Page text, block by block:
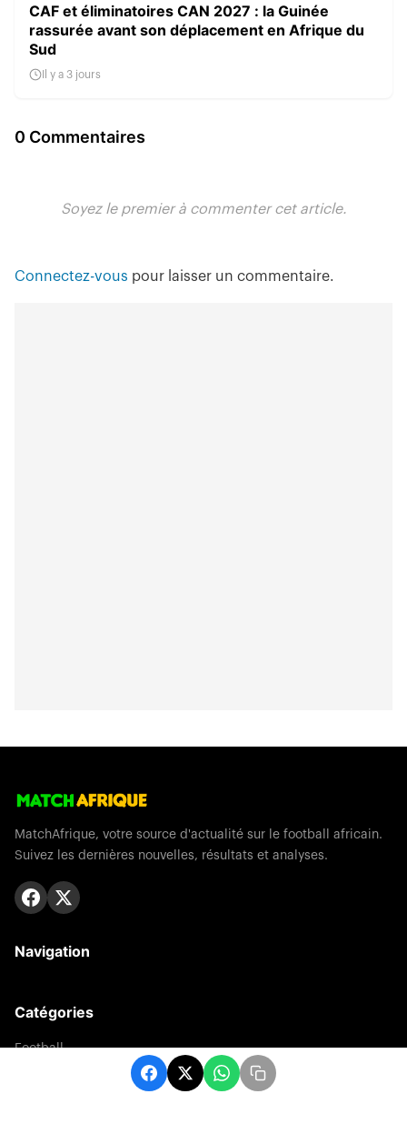
CAF et éliminatoires CAN 2027 : la Guinée
rassurée avant son déplacement en Afrique du
Sud
Il y a 3 jours
0 Commentaires
Soyez le premier à commenter cet article.
Connectez-vous pour laisser un commentaire.
MatchAfrique, votre source d'actualité sur le football africain.
Suivez les dernières nouvelles, résultats et analyses.
Navigation
Catégories
Football